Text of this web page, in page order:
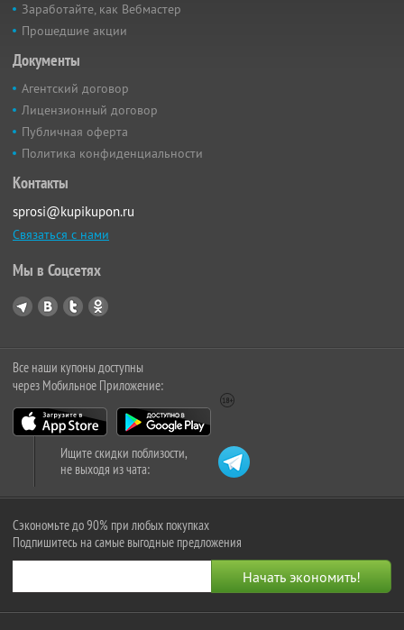
Заработайте, как Вебмастер
Прошедшие акции
Документы
Агентский договор
Лицензионный договор
Публичная оферта
Политика конфиденциальности
Контакты
sprosi@kupikupon.ru
Связаться с нами
Мы в Соцсетях
Все наши купоны доступны
через Мобильное Приложение:
Ищите скидки поблизости,
не выходя из чата:
Сэкономьте до 90% при любых покупках
Подпишитесь на самые выгодные предложения